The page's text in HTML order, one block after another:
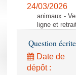
24/03/2026
animaux -
ligne et
Question
Date de
dépôt :